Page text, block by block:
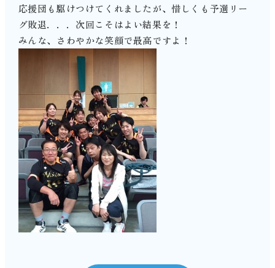
応援団も駆けつけてくれましたが、惜しくも予選リー
グ敗退．．．次回こそはよい結果を！
みんな、さわやかな笑顔で最高ですよ！